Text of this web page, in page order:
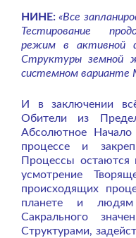
НИНЕ: «Все
Тестирование
режим в активной
Структуры земной
системном варианте
И в заключении
Обители из
Абсолютное
процессе и
Процессы остаются
усмотрение
происходящих
планете и
Сакрального
Структурами,